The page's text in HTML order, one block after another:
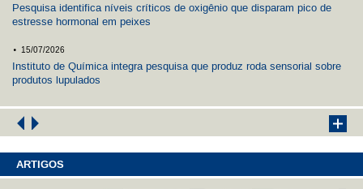
Pesquisa identifica níveis críticos de oxigênio que disparam pico de
estresse hormonal em peixes
. 15/07/2026
Instituto de Química integra pesquisa que produz roda sensorial sobre
produtos lupulados
ARTIGOS